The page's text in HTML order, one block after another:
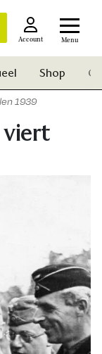
Account Menu
Zoek
Shop
1939
viert